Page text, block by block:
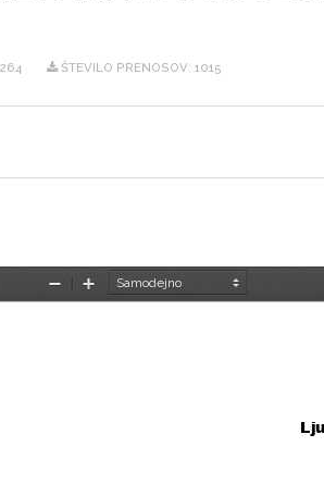
ŠTEVILO PRENOSOV: 1015
PomanjšajPovečaj